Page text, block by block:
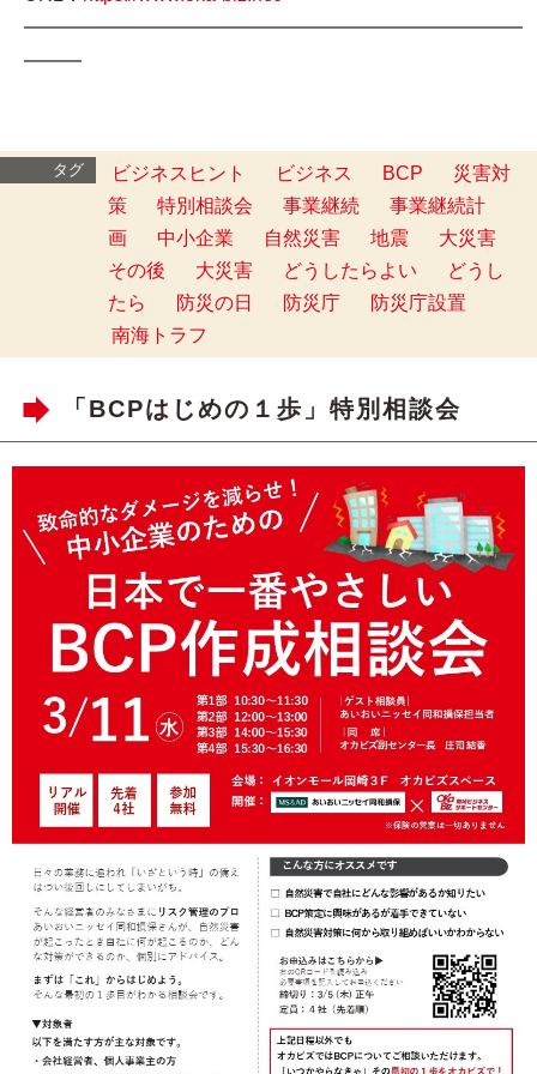
━━━━━━━━━━━━━━━━━━━━━━━━━━
━━━
タグ ビジネスヒント ビジネス BCP
災害対
策
特別相談会 事業継続
事業継続計
画
中小企業 自然災害 地震
大災害
その後
大災害 どうしたらよい
どうし
たら
防災の日 防災庁
防災庁設置
南海トラフ
「BCPはじめの１歩」特別相談会